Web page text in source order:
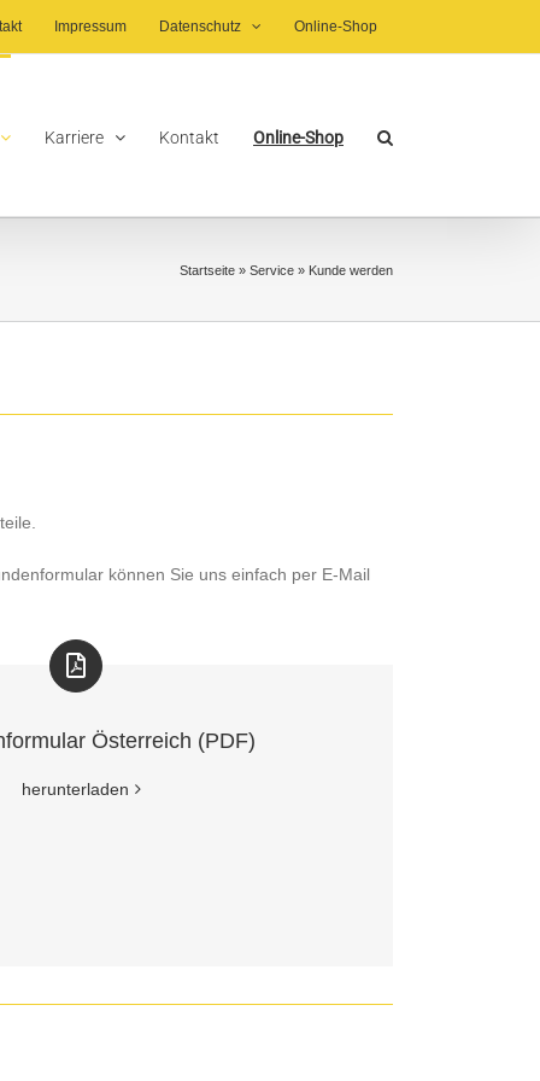
Impressum Datenschutz Online-Shop
Karriere Kontakt Online-Shop
Startseite » Service » Kunde werden
können Sie uns einfach per E-Mail
Österreich (PDF)
herunterladen